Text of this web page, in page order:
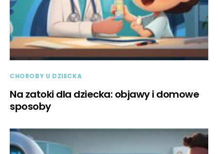
CHOROBY U DZIECKA
Na zatoki dla dziecka: objawy i domowe
sposoby